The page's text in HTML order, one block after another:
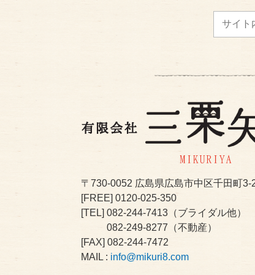
〒730-0052 広島県広島市中区千田町3-
[FREE] 0120-025-350
[TEL] 082-244-7413 （ブライダル他）
082-249-8277 （不動産）
[FAX] 082-244-7472
MAIL : info@mikuri8.com